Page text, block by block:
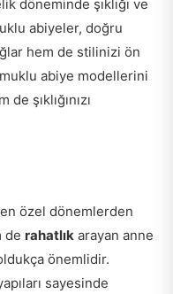
döneminde şıklığı ve
abiyeler, doğru
hem de stilinizi ön
abiye modellerini
şıklığınızı
en özel dönemlerden
de rahatlık arayan anne
önemlidir.
sayesinde